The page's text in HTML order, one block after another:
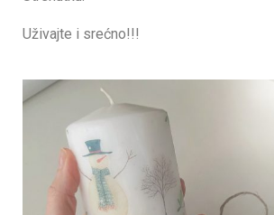
Uživajte i srećno!!!